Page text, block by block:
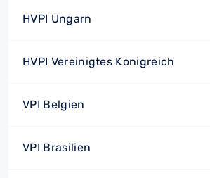
HVPI Ungarn
HVPI Vereinigtes Konigreich
VPI Belgien
VPI Brasilien